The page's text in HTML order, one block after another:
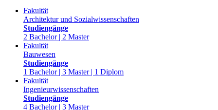
Fakultät
Architektur und Sozialwissenschaften
Studiengänge
2 Bachelor | 2 Master
Fakultät
Bauwesen
Studiengänge
1 Bachelor | 3 Master | 1 Diplom
Fakultät
Ingenieurwissenschaften
Studiengänge
4 Bachelor | 3 Master